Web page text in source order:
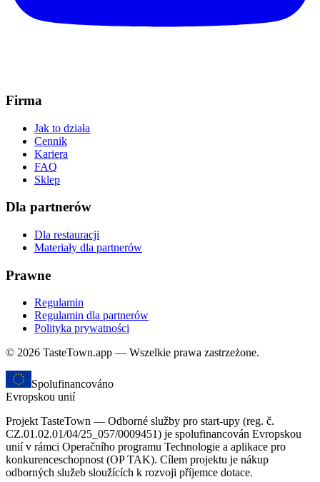
Firma
Jak to działa
Cennik
Kariera
FAQ
Sklep
Dla partnerów
Dla restauracji
Materiały dla partnerów
Prawne
Regulamin
Regulamin dla partnerów
Polityka prywatności
© 2026 TasteTown.app — Wszelkie prawa zastrzeżone.
Spolufinancováno
Evropskou unií
Projekt TasteTown — Odborné služby pro start-upy (reg. č.
CZ.01.02.01/04/25_057/0009451) je spolufinancován Evropskou
unií v rámci Operačního programu Technologie a aplikace pro
konkurenceschopnost (OP TAK). Cílem projektu je nákup
odborných služeb sloužících k rozvoji příjemce dotace.